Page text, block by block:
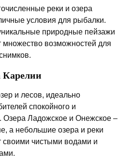
реки и озера
условия для рыбалки.
природные пейзажи
множество возможностей для
Карелии
и лесов, идеально
спокойного и
Озера Ладожское и Онежское –
а небольшие озера и реки
своими чистыми водами и